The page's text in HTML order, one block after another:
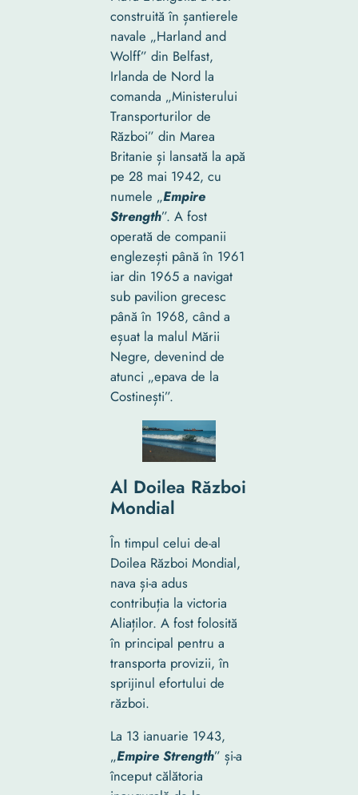
construită în șantierele
navale „Harland and
Wolff” din Belfast,
Irlanda de Nord la
comanda „Ministerului
Transporturilor de
Război” din Marea
Britanie și lansată la apă
pe 28 mai 1942, cu
numele „Empire
Strength”. A fost
operată de companii
englezești până în 1961
iar din 1965 a navigat
sub pavilion grecesc
până în 1968, când a
eșuat la malul Mării
Negre, devenind de
atunci „epava de la
Costinești”.
Al Doilea Război
Mondial
În timpul celui de-al
Doilea Război Mondial,
nava și-a adus
contribuția la victoria
Aliaților. A fost folosită
în principal pentru a
transporta provizii, în
sprijinul efortului de
război.
La 13 ianuarie 1943,
„Empire Strength” și-a
început călătoria